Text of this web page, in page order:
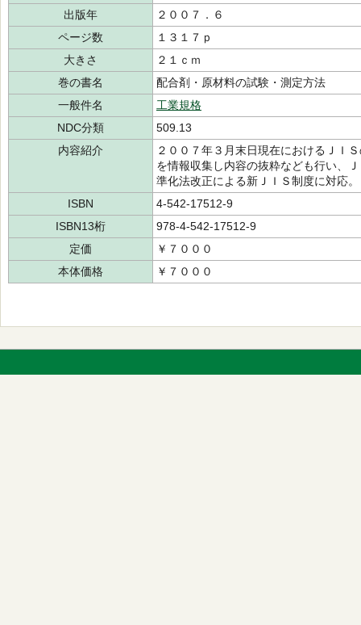
出版年
２００７．６
ページ数
１３１７ｐ
大きさ
２１ｃｍ
巻の書名
配合剤・原材料の試験・測定方法
一般件名
工業規格
NDC分類
509.13
内容紹介
２００７年３月末日現在におけるＪＩ
を情報収集し内容の抜粋なども行い、
準化法改正による新ＪＩＳ制度に対応。
ISBN
4-542-17512-9
ISBN13桁
978-4-542-17512-9
定価
￥７０００
本体価格
￥７０００